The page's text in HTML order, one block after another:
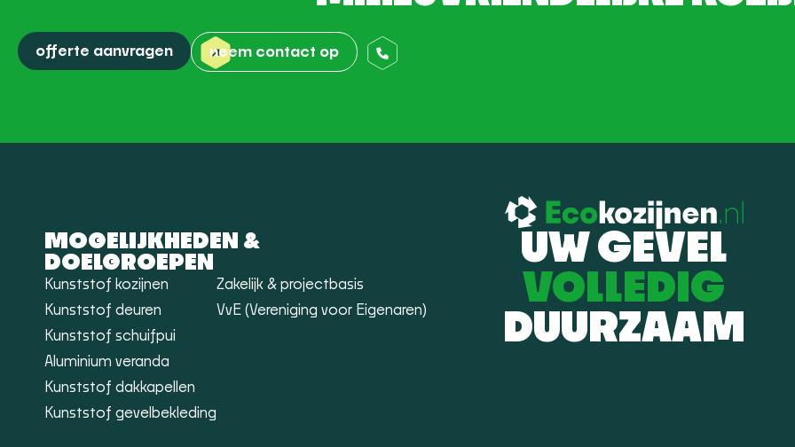
offerte aanvragen neem contact op
MOGELIJKHEDEN &
DOELGROEPEN
Kunststof kozijnen
Kunststof deuren
Kunststof schuifpui
Aluminium veranda
Kunststof dakkapellen
Kunststof gevelbekleding
Zakelijk & projectbasis
VvE (Vereniging voor Eigenaren)
UW GEVEL
VOLLEDIG
DUURZAAM